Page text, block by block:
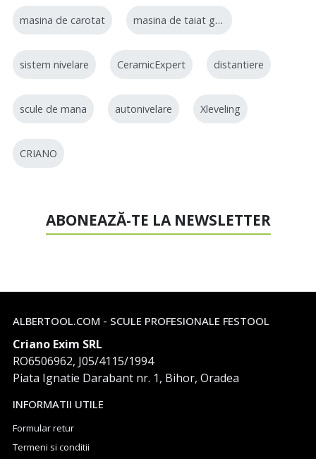
masina de carotat masina de taiat gresie
sistem nivelare CeramicExpert distantiere
scule de mana autonivelare Xleveling
CRIANO
ABONEAZĂ-TE LA NEWSLETTER
ALBERTOOL.COM - SCULE PROFESIONALE FESTOOL
Criano Exim SRL
RO6506962, J05/4115/1994
Piata Ignatie Darabant nr. 1, Bihor, Oradea
INFORMATII UTILE
Formular retur
Termeni si conditii